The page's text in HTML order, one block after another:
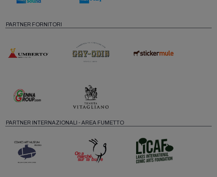
PARTNER FORNITORI
PARTNER INTERNAZIONALI - AREA FUMETTO